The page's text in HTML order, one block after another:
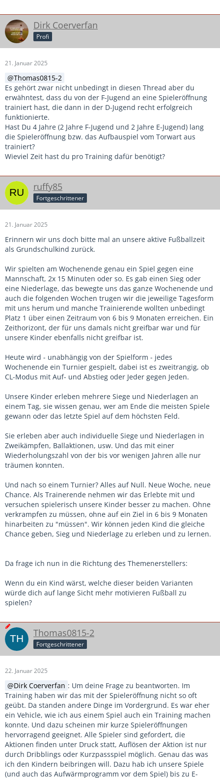
Dirk Coerverfan
Profi
21. Januar 2025
Thomas0815-2
Es gehört zwar nicht unbedingt in diesen Thread aber du
erwähntest, dass du von der F-Jugend an eine Spieleröffnung
trainiert hast, die dann in der D-Jugend recht erfolgreich
funktionierte.
Hast Du 4 Jahre (2 Jahre F-Jugend und 2 Jahre E-Jugend) lang
die Spieleröffnung bzw. das Aufbauspiel vom Torwart aus
trainiert?
Wieviel Zeit hast du pro Training dafür benötigt?
ruffy85
Fortgeschrittener
21. Januar 2025
Erinnern wir uns doch bitte mal an unsere aktive Fußballzeit
als Grundschulkind zurück.
Wir spielten am Wochenende genau ein Spiel gegen eine
Mannschaft, 2x 15 Minuten oder so. Es gab einen Sieg oder
eine Niederlage, das bewegte uns das ganze Wochenende und
auch die folgenden Wochen trugen wir die jeweilige Tagesform
mit uns herum und manche Trainierende wollten unbedingt
Platz 1 über einen Zeitraum von 6 bis 9 Monaten erreichen. Ein
Zeithorizont, der für uns damals nicht greifbar war und für
unsere Kinder ebenfalls nicht greifbar ist.
Heute wird - unabhängig von der Spielform - jedes
Wochenende ein Turnier gespielt, dabei ist es zweitrangig, ob
CL-Modus mit Auf- und Abstieg oder Jeder gegen Jeden.
Unsere Kinder erleben mehrere Siege und Niederlagen an
einem Tag, sie wissen genau, wer am Ende die meisten Spiele
gewann oder das letzte Spiel auf dem höchsten Feld.
Sie erleben aber auch individuelle Siege und Niederlagen in
Zweikämpfen, Ballaktionen, usw. Und das mit einer
Wiederholungszahl von der bis vor wenigen Jahren alle nur
träumen konnten.
Und nach so einem Turnier? Alles auf Null. Neue Woche, neue
Chance. Als Trainerende nehmen wir das Erlebte mit und
versuchen spielerisch unsere Kinder besser zu machen. Ohne
verkrampfen zu müssen, ohne auf ein Ziel in 6 bis 9 Monaten
hinarbeiten zu "müssen". Wir können jeden Kind die gleiche
Chance geben, Sieg und Niederlage zu erleben und zu lernen.
Da frage ich nun in die Richtung des Themenerstellers:
Wenn du ein Kind wärst, welche dieser beiden Varianten
würde dich auf lange Sicht mehr motivieren Fußball zu
spielen?
Thomas0815-2
Fortgeschrittener
22. Januar 2025
Dirk Coerverfan : Um deine Frage zu beantworten. Im
Training haben wir das mit der Spieleröffnung nicht so oft
geübt. Da standen andere Dinge im Vordergrund. Es war eher
ein Vehicle, wie ich aus einem Spiel auch ein Training machen
konnte. Und dazu scheinen mir kurze Spieleröffnungen
hervorragend geeignet. Alle Spieler sind gefordert, die
Aktionen finden unter Druck statt, Auflösen der Aktion ist nur
durch Dribblings oder Kurzpassspiel möglich. Genau das was
ich den Kindern beibringen will. Dazu hab ich unsere Spiele
(und auch das Aufwärmprogramm vor dem Spiel) bis zu E-